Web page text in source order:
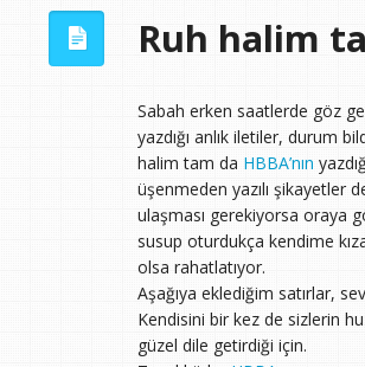
Ruh halim
Sabah erken saatlerde göz
yazdığı anlık iletiler, durum
halim tam da HBBA’nın
üşenmeden yazılı şikayetler
ulaşması gerekiyorsa oraya
susup oturdukça kendime
olsa rahatlatıyor.
Aşağıya eklediğim satırlar,
Kendisini bir kez de sizlerin
güzel dile getirdiği için.